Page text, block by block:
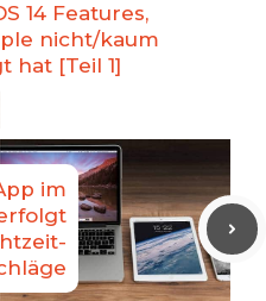
14 Features,
nicht/kaum
hat [Teil 1]
im